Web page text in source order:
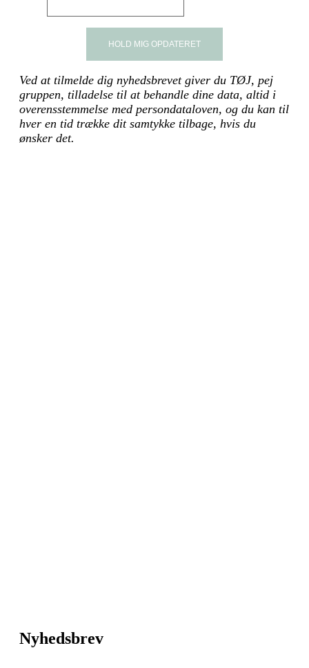
Ved at tilmelde dig nyhedsbrevet giver du TØJ, pej
gruppen, tilladelse til at behandle dine data, altid i
overensstemmelse med persondataloven, og du kan til
hver en tid trække dit samtykke tilbage, hvis du
ønsker det.
Nyhedsbrev